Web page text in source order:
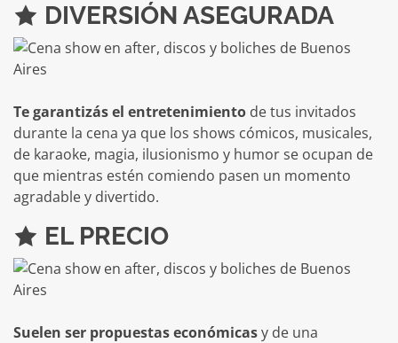
DIVERSIÓN ASEGURADA
Te garantizás el entretenimiento de tus invitados
durante la cena ya que los shows cómicos, musicales,
de karaoke, magia, ilusionismo y humor se ocupan de
que mientras estén comiendo pasen un momento
agradable y divertido.
EL PRECIO
Suelen ser propuestas económicasy de una